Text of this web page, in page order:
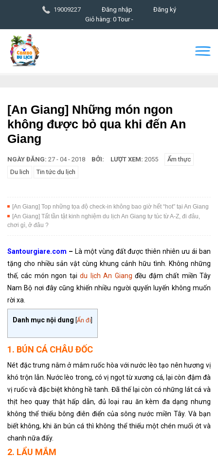
19009227 Đăng nhập
Đăng ký
Giỏ hàng: 0 Tour -
[An Giang] Những món ngon
không được bỏ qua khi đến An
Giang
NGÀY ĐĂNG: 27 - 04 - 2018 BỞI: LƯỢT XEM: 2055
Ẩm thực
Du lich
Tin tức du lịch
[An Giang] Top những tọa độ check-in không bao giờ hết “hot” tại An Giang
[An Giang] Tất tần tật kinh nghiệm du lịch An Giang tự túc từ A-Z, đi đâu,
chơi gì, ở đâu ?
Santourgiare.com – Là một vùng đất được thiên nhiên ưu ái ban
tặng cho nhiều sản vật cùng khung cảnh hữu tình. Không những
thế, các món ngon tạidu lịch An Giang đều đậm chất miền Tây
Nam Bộ nơi đây cũng khiến nhiều người quyến luyến không muốn
rời xa.
Danh mục nội dung Ẩn đi
1. BÚN CÁ CHÂU ĐỐC
Nét đặc trưng nằm ở mắm ruốc hòa với nước lèo tạo nên hương vị
khó trộn lẫn. Nước lèo trong, có vị ngọt từ xương cá, lại còn đậm đà
vị ruốc và đặc biệt không hề tanh. Đã thế lại còn có những lát cá và
thịt heo quay thật hấp dẫn, đủ loại rau ăn kèm đa dạng nhưng
không thể thiếu bông điên điển của sông nước miền Tây. Và bạn
biết không, khi ăn bún cá thì không thể thiếu một chén muối ớt và
chanh nữa đấy.
2. LẨU MẮM